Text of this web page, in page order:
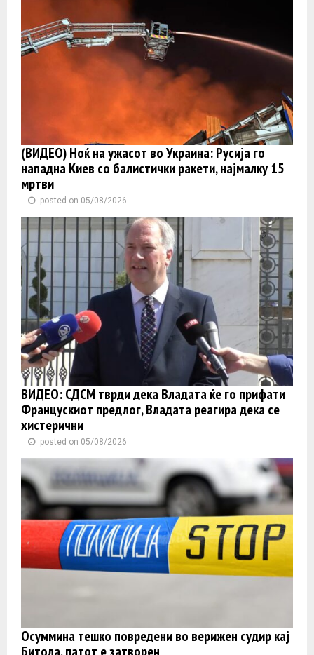
(ВИДЕО) Ноќ на ужасот во Украина: Русија го
нападна Киев со балистички ракети, најмалку 15
мртви
posted on 05/08/2026
ВИДЕО: СДСМ тврди дека Владата ќе го прифати
Францускиот предлог, Владата реагира дека се
хистерични
posted on 05/08/2026
Осуммина тешко повредени во верижен судир кај
Битола, патот е затворен